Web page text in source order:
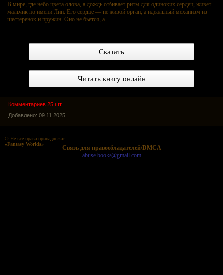
В мире, где небо цвета олова, а дождь отбивает ритм для одиноких сердец, живет
мальчик по имени Лин. Его сердце — не живой орган, а идеальный механизм из
шестеренок и пружин. Оно не бьется, а ...
Скачать
Читать книгу онлайн
Комментариев 25 шт.
Добавлено: 09.11.2025
© Не все права принадлежат
«Fantasy Worlds»
Cвязь для правообладателей/DMCA
abuse.books@gmail.com